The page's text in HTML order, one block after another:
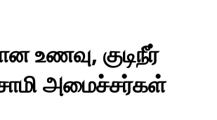
உணவு, குடிநீர்
அமைச்சர்கள்